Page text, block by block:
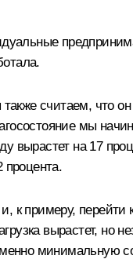
считаем, что
мы
вырастет на 17
примеру, перейти
вырастет, но
минимальную